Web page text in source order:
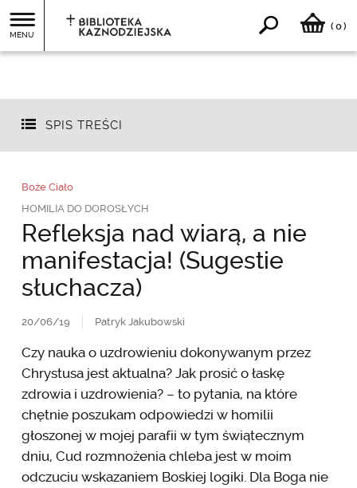
MENU
( 0)
SPIS TREŚCI
Boże Ciało
HOMILIA DO DOROSŁYCH
Refleksja nad wiarą, a nie
manifestacja! (Sugestie
słuchacza)
20/06/19 Patryk Jakubowski
Czy nauka o uzdrowieniu dokonywanym przez
Chrystusa jest aktualna? Jak prosić o łaskę
zdrowia i uzdrowienia? – to pytania, na które
chętnie poszukam odpowiedzi w homilii
głoszonej w mojej parafii w tym świątecznym
dniu, Cud rozmnożenia chleba jest w moim
odczuciu wskazaniem Boskiej logiki. Dla Boga nie